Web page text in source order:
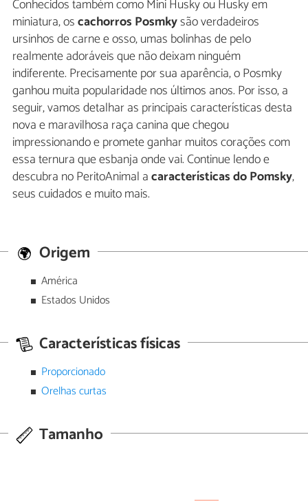
Conhecidos também como Mini Husky ou Husky em
miniatura, oscachorros Posmkysão verdadeiros
ursinhos de carne e osso, umas bolinhas de pelo
realmente adoráveis que não deixam ninguém
indiferente. Precisamente por sua aparência, o Posmky
ganhou muita popularidade nos últimos anos. Por isso, a
seguir, vamos detalhar as principais características desta
nova e maravilhosa raça canina que chegou
impressionando e promete ganhar muitos corações com
essa ternura que esbanja onde vai. Continue lendo e
descubra no PeritoAnimal acaracterísticas do Pomsky,
seus cuidados e muito mais.
Origem
América
Estados Unidos
Características físicas
Proporcionado
Orelhas curtas
Tamanho